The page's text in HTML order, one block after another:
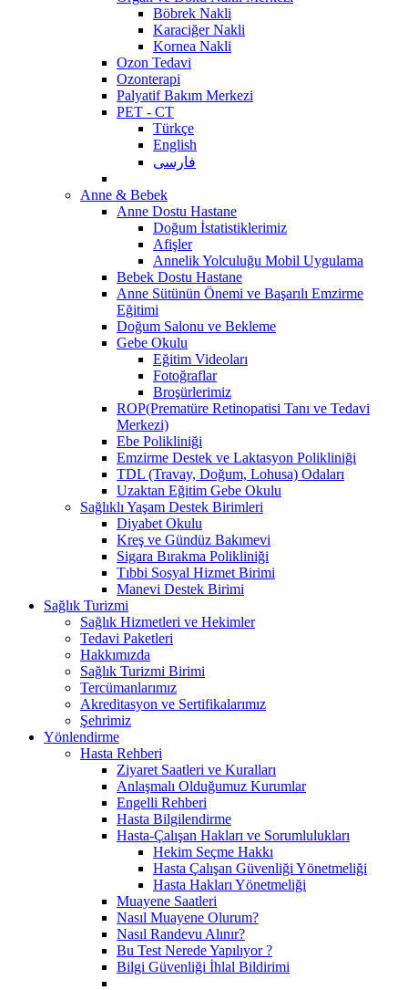
Böbrek Nakli
Karaciğer Nakli
Kornea Nakli
Ozon Tedavi
Ozonterapi
Palyatif Bakım Merkezi
PET - CT
Türkçe
English
فارسی
Anne & Bebek
Anne Dostu Hastane
Doğum İstatistiklerimiz
Afişler
Annelik Yolculuğu Mobil Uygulama
Bebek Dostu Hastane
Anne Sütünün Önemi ve Başarılı Emzirme
Eğitimi
Doğum Salonu ve Bekleme
Gebe Okulu
Eğitim Videoları
Fotoğraflar
Broşürlerimiz
ROP(Prematüre Retinopatisi Tanı ve Tedavi
Merkezi)
Ebe Polikliniği
Emzirme Destek ve Laktasyon Polikliniği
TDL (Travay, Doğum, Lohusa) Odaları
Uzaktan Eğitim Gebe Okulu
Sağlıklı Yaşam Destek Birimleri
Diyabet Okulu
Kreş ve Gündüz Bakımevi
Sigara Bırakma Polikliniği
Tıbbi Sosyal Hizmet Birimi
Manevi Destek Birimi
Sağlık Turizmi
Sağlık Hizmetleri ve Hekimler
Tedavi Paketleri
Hakkımızda
Sağlık Turizmi Birimi
Tercümanlarımız
Akreditasyon ve Sertifikalarımız
Şehrimiz
Yönlendirme
Hasta Rehberi
Ziyaret Saatleri ve Kuralları
Anlaşmalı Olduğumuz Kurumlar
Engelli Rehberi
Hasta Bilgilendirme
Hasta-Çalışan Hakları ve Sorumlulukları
Hekim Seçme Hakkı
Hasta Çalışan Güvenliği Yönetmeliği
Hasta Hakları Yönetmeliği
Muayene Saatleri
Nasıl Muayene Olurum?
Nasıl Randevu Alınır?
Bu Test Nerede Yapılıyor ?
Bilgi Güvenliği İhlal Bildirimi